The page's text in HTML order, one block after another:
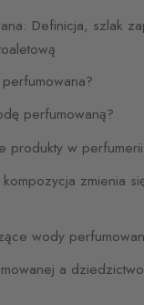
Definicja, szlak
perfumowaną?
produkty w perfumerii
zmienia
wody
a